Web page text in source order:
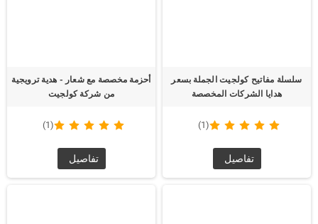
سلسلة مفاتيح كولجيت الجملة بسعر
هدايا الشركات المخصصة
(1)
تفاصيل
أحزمة مخصصة مع شعار - هدية ترويجية
من شركة كولجيت
(1)
تفاصيل